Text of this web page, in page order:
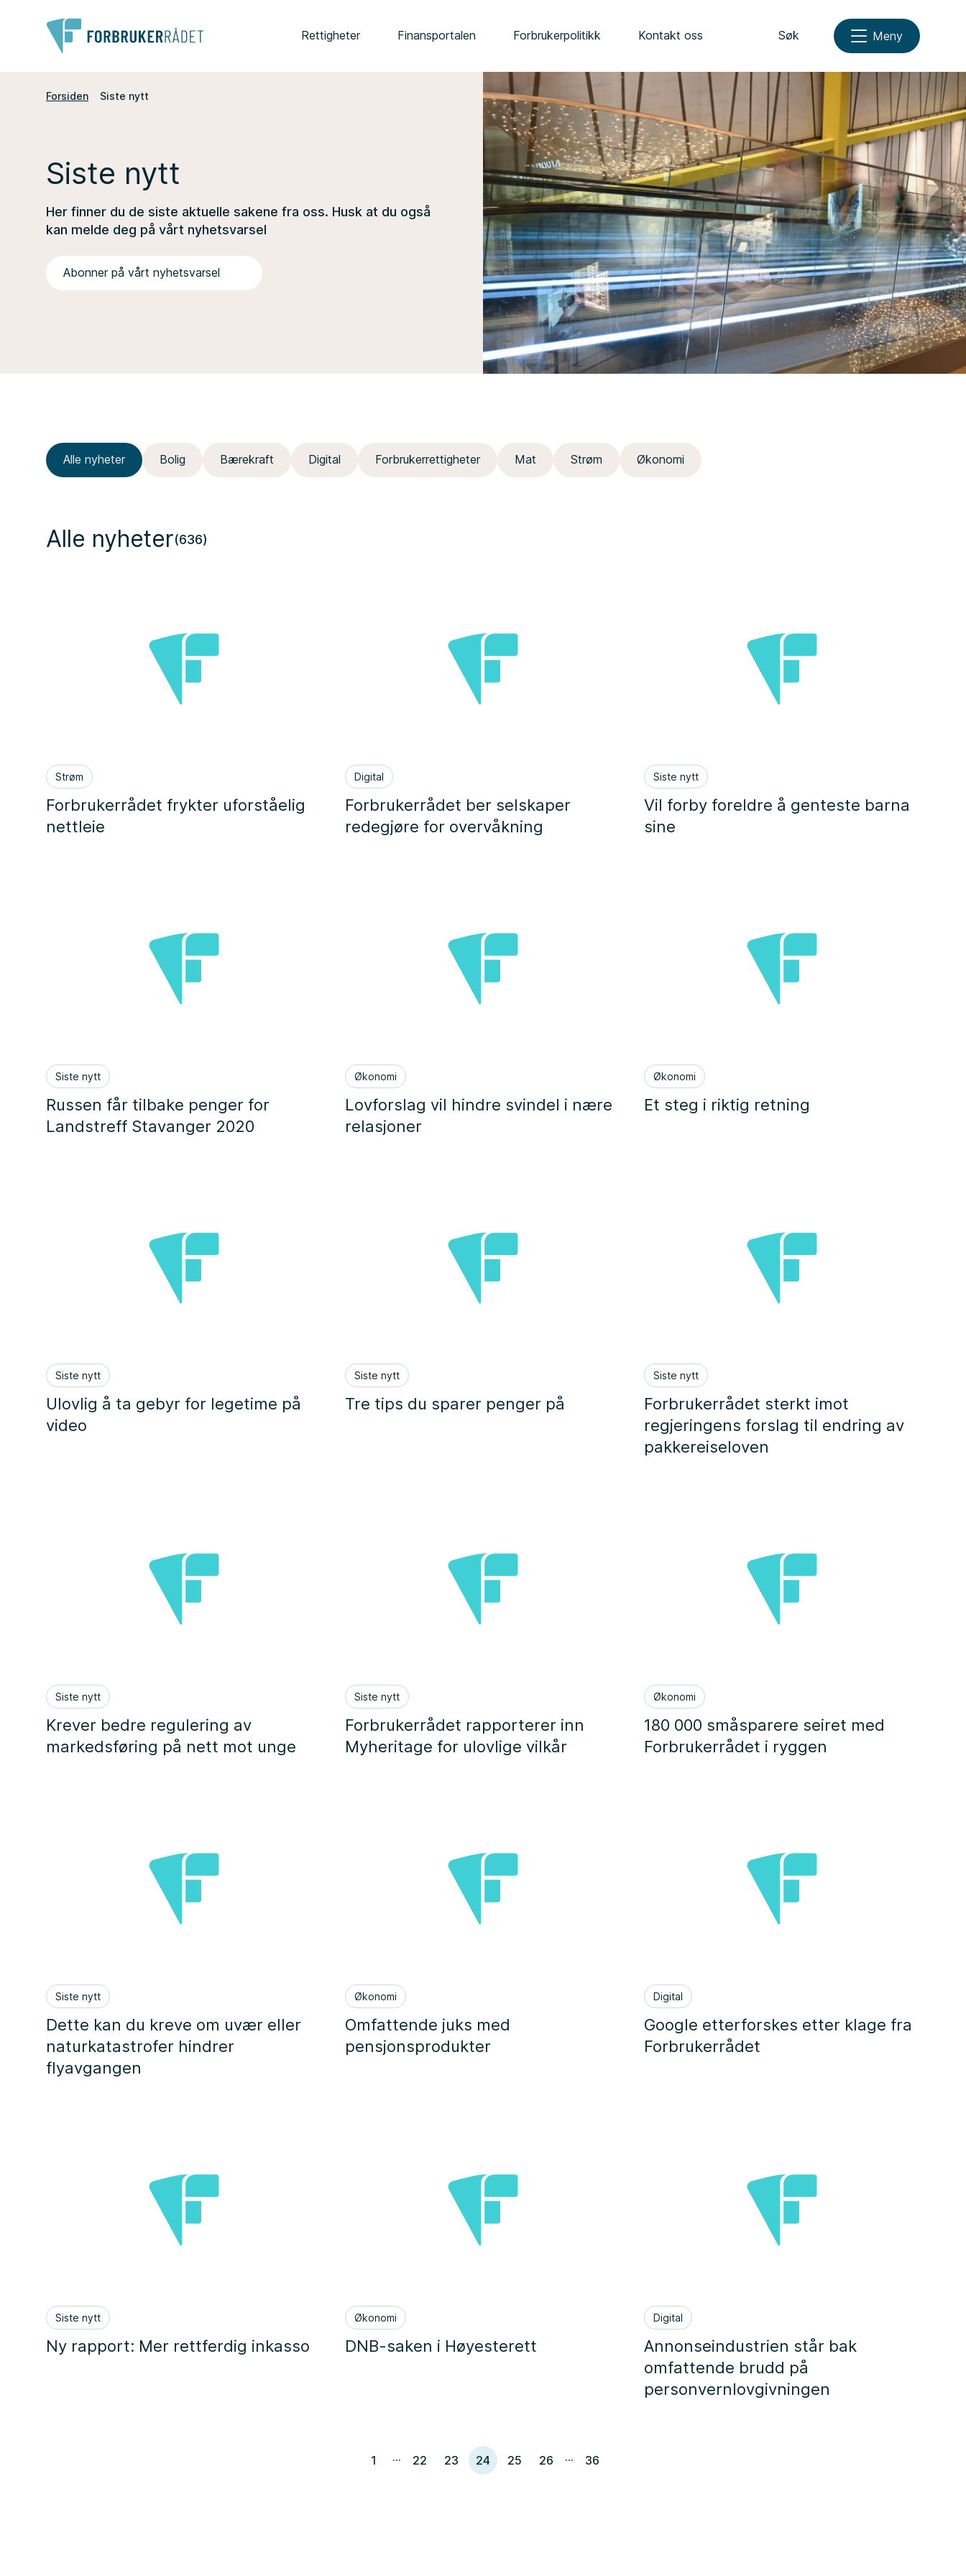
Rettigheter Finansportalen Forbrukerpolitikk Kontakt oss Søk Meny
Forsiden Siste nytt
Siste nytt
Her finner du de siste aktuelle sakene fra oss. Husk at du også
kan melde deg på vårt nyhetsvarsel
Abonner på vårt nyhetsvarsel
Alle nyheter Bolig Bærekraft Digital Forbrukerrettigheter Mat Strøm Økonomi
Alle nyheter(636)
Strøm
Forbrukerrådet frykter uforståelig
nettleie
Digital
Forbrukerrådet ber selskaper
redegjøre for overvåkning
Siste nytt
Vil forby foreldre å genteste barna
sine
Siste nytt
Russen får tilbake penger for
Landstreff Stavanger 2020
Økonomi
Lovforslag vil hindre svindel i nære
relasjoner
Økonomi
Et steg i riktig retning
Siste nytt
Ulovlig å ta gebyr for legetime på
video
Siste nytt
Tre tips du sparer penger på
Siste nytt
Forbrukerrådet sterkt imot
regjeringens forslag til endring av
pakkereiseloven
Siste nytt
Krever bedre regulering av
markedsføring på nett mot unge
Siste nytt
Forbrukerrådet rapporterer inn
Myheritage for ulovlige vilkår
Økonomi
180 000 småsparere seiret med
Forbrukerrådet i ryggen
Siste nytt
Dette kan du kreve om uvær eller
naturkatastrofer hindrer
flyavgangen
Økonomi
Omfattende juks med
pensjonsprodukter
Digital
Google etterforskes etter klage fra
Forbrukerrådet
Siste nytt
Ny rapport: Mer rettferdig inkasso
Økonomi
DNB-saken i Høyesterett
Digital
Annonseindustrien står bak
omfattende brudd på
personvernlovgivningen
1 ... 22 23 24 25 26 ... 36